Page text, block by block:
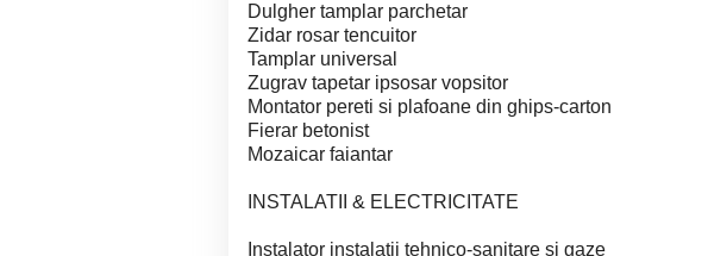
Dulgher tamplar parchetar
Zidar rosar tencuitor
Tamplar universal
Zugrav tapetar ipsosar vopsitor
Montator pereti si plafoane din ghips-carton
Fierar betonist
Mozaicar faiantar
INSTALATII & ELECTRICITATE
Instalator instalatii tehnico-sanitare si gaze